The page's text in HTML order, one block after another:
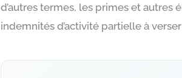
d’autres termes, les primes et
indemnités d’activité partielle à